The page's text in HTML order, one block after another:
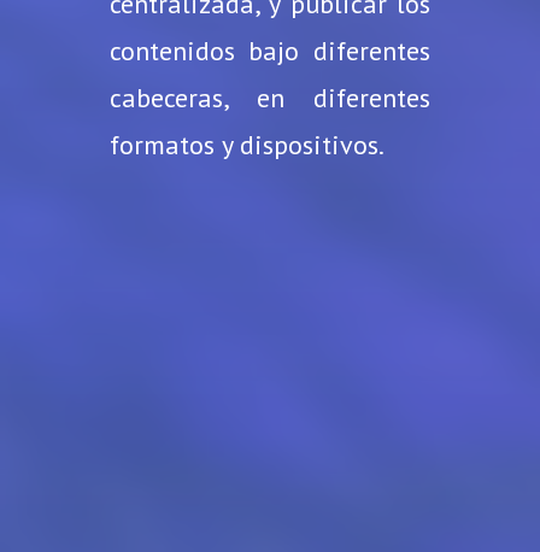
contenidos bajo diferentes
cabeceras, en diferentes
formatos y dispositivos.